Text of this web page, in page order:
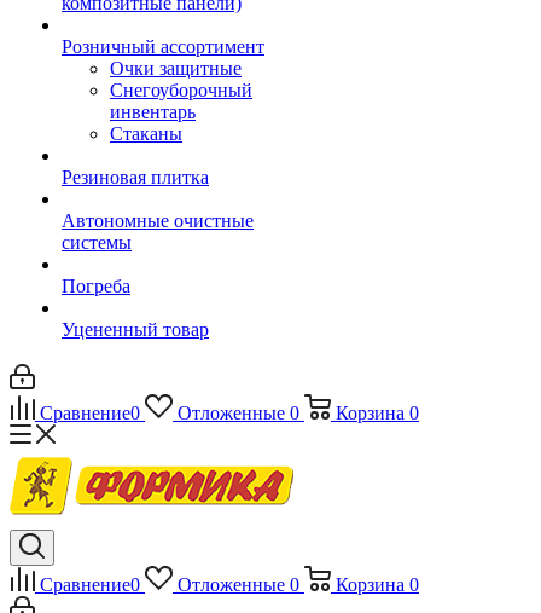
Розничный ассортимент
Очки защитные
Снегоуборочный
инвентарь
Стаканы
Резиновая плитка
Автономные очистные
системы
Погреба
Уцененный товар
Сравнение0 Отложенные 0 Корзина 0
Сравнение0 Отложенные 0 Корзина 0